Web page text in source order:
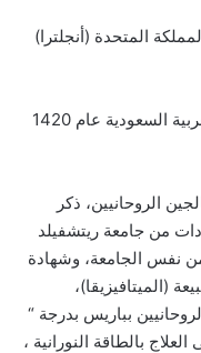
المتحدة (أنجلترا)
وعضو مركز الفلك الدولي في المملكة العربية السعودية عام 1420
الروحانيين، ذكر
من جامعة ريتشفيلد
نفس الجامعة، وشهادة
(الميتافيزيقا)،
بباريس بدرجة “
بالطاقة النورانية ،